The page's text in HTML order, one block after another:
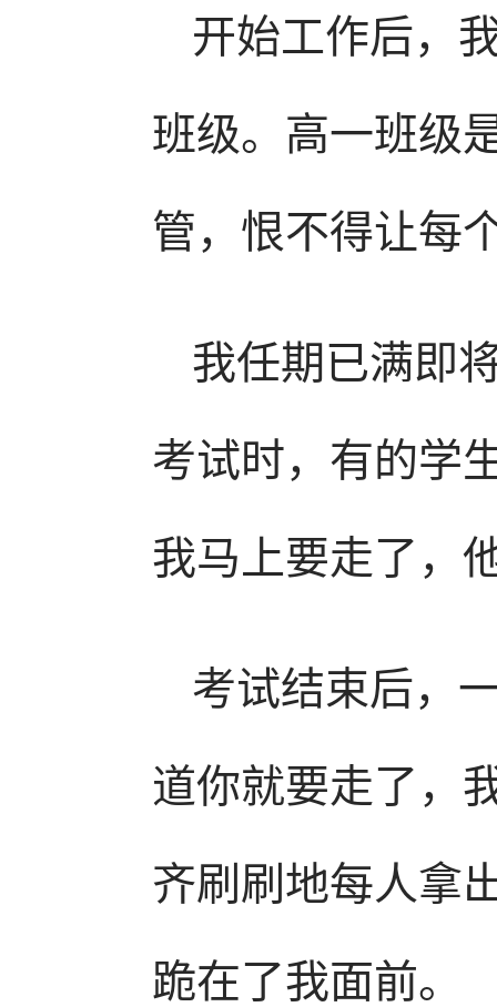
开始工作后，
班级。高一班级
管，恨不得让每
我任期已满即
考试时，有的学
我马上要走了，
考试结束后，
道你就要走了，
齐刷刷地每人拿
跪在了我面前。